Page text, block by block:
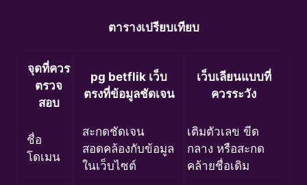
ตารางเปรียบเทียบ
จุดที่ควร
ตรวจ
สอบ
pg betflik เว็บ
ตรงที่ข้อมูลชัดเจน
เว็บเลียนแบบที่
ควรระวัง
ชื่อ
โดเมน
สะกดชัดเจน
สอดคล้องกับข้อมูล
ในเว็บไซต์
เติมตัวเลข ขีด
กลาง หรือสะกด
คล้ายชื่อเดิม